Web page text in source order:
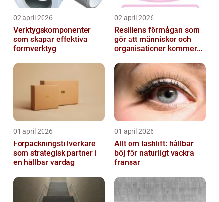
02 april 2026
Verktygskomponenter
som skapar effektiva
formverktyg
02 april 2026
Resiliens förmågan som
gör att människor och
organisationer kommer
01 april 2026
Förpackningstillverkare
som strategisk partner i
en hållbar vardag
01 april 2026
Allt om lashlift: hållbar
böj för naturligt vackra
fransar